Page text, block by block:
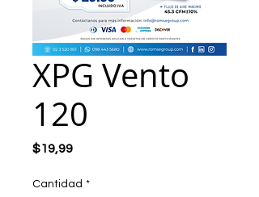
XPG Vento
120
$19,99Precio
Cantidad *